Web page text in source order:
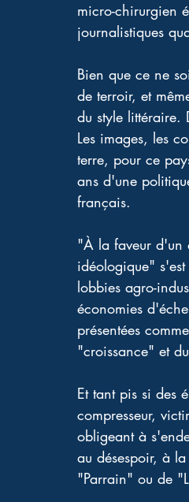
micro-chirurgien
journalistiques
Bien que ce ne
de terroir, et
du style littéraire.
Les images, les
terre, pour ce
ans d'une
français.
"À la faveur d'un
idéologique"
lobbies agro-
économies
présentées
"croissance" et
Et tant pis si des
compresseur,
obligeant à
au désespoir, à
"Parrain" ou de